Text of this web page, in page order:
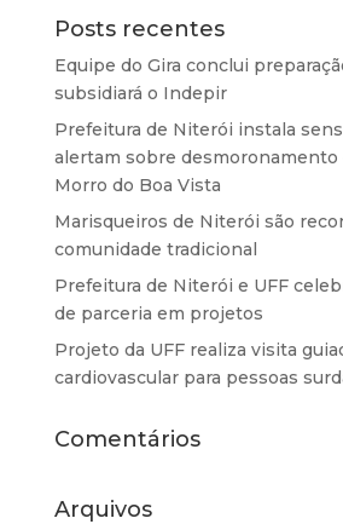
Posts recentes
Equipe do Gira conclui
subsidiará o Indepir
Prefeitura de Niterói instala
alertam sobre
Morro do Boa Vista
Marisqueiros de Niterói são
comunidade tradicional
Prefeitura de Niterói e UFF
de parceria em projetos
Projeto da UFF realiza visita
cardiovascular para pessoas
Comentários
Arquivos